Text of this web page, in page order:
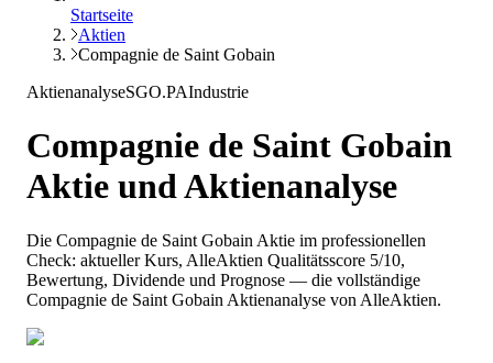
Startseite
Aktien
Compagnie de Saint Gobain
AktienanalyseSGO.PAIndustrie
Compagnie de Saint Gobain
Aktie und Aktienanalyse
Die Compagnie de Saint Gobain Aktie im professionellen
Check: aktueller Kurs, AlleAktien Qualitätsscore 5/10,
Bewertung, Dividende und Prognose — die vollständige
Compagnie de Saint Gobain Aktienanalyse von AlleAktien.